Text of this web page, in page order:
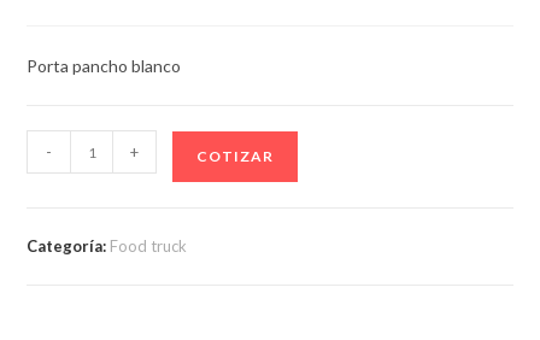
Porta pancho blanco
pancho
- + COTIZAR
Categoría: Food truck